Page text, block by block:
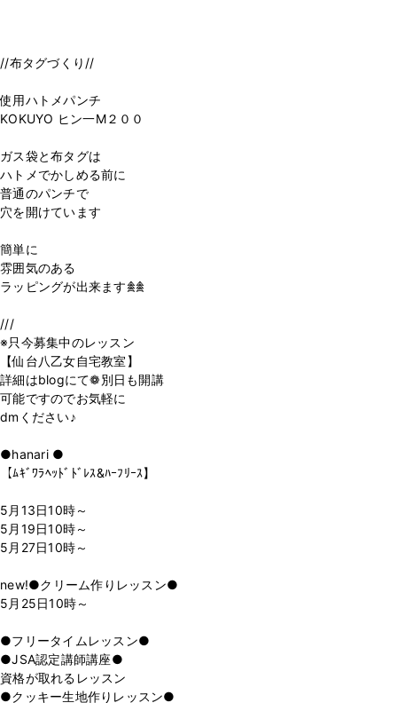
//布タグづくり//
使用ハトメパンチ
KOKUYO ヒン一M２００
ガス袋と布タグは
ハトメでかしめる前に
普通のパンチで
穴を開けています
簡単に
雰囲気のある
ラッピングが出来ます𖠰𖠰
///
※只今募集中のレッスン
【仙台八乙女自宅教室】
詳細はblogにて❁別日も開講
可能ですのでお気軽に
dmください♪
●hanari ●
【ﾑｷﾞﾜﾗﾍｯﾄﾞﾄﾞﾚｽ&ﾊｰﾌﾘｰｽ】
5月13日10時～
5月19日10時～
5月27日10時～
new!●クリーム作りレッスン●
5月25日10時～
●フリータイムレッスン●
●JSA認定講師講座●
資格が取れるレッスン
●クッキー生地作りレッスン●